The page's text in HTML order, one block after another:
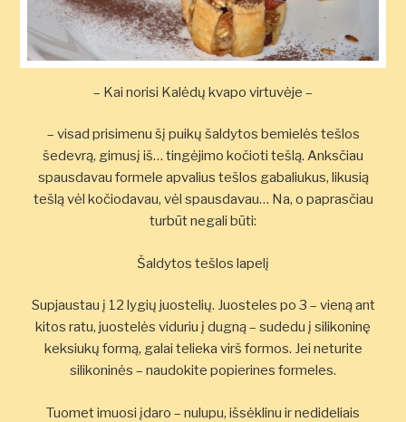
– Kai norisi Kalėdų kvapo virtuvėje –
– visad prisimenu šį puikų šaldytos bemielės tešlos
šedevrą, gimusį iš… tingėjimo kočioti tešlą. Anksčiau
spausdavau formele apvalius tešlos gabaliukus, likusią
tešlą vėl kočiodavau, vėl spausdavau… Na, o paprasčiau
turbūt negali būti:
Šaldytos tešlos lapelį
Supjaustau į 12 lygių juostelių. Juosteles po 3 – vieną ant
kitos ratu, juostelės viduriu į dugną – sudedu į silikoninę
keksiukų formą, galai telieka virš formos. Jei neturite
silikoninės – naudokite popierines formeles.
Tuomet imuosi įdaro – nulupu, išsėklinu ir nedideliais